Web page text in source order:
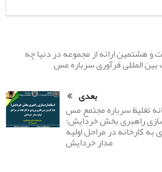
هشتمین ارائه از مجموعه در دنیا چه
بین المللی فرآوری سرباره مس
بعدی
تغلیظ سرباره مجتمع مس
راهبری بخش خردایش؛
کارخانه در مراحل اولیه
مدار خردایش